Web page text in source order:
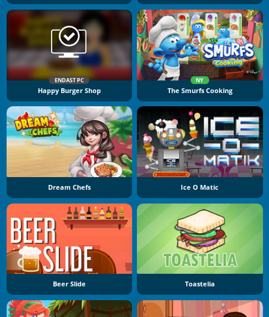
ENDAST PC
Happy Burger Shop
NY
The Smurfs Cooking
Dream Chefs Ice O Matic
Beer Slide Toastelia